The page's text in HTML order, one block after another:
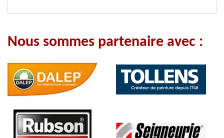
Nous sommes partenaire avec :